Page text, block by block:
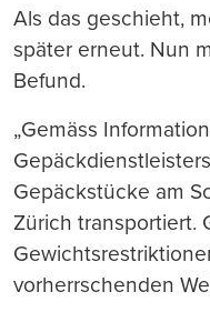
Als das geschieht,
später erneut. Nun
Befund.
„Gemäss
Gepäckstücke am
Zürich transportiert.
vorherrschenden